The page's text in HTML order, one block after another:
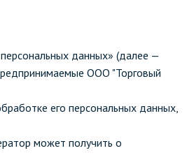
и туалетная комната
для дезинфекции санузлов
данных» (далее —
ООО "Торговый
его персональных данных,
может получить о